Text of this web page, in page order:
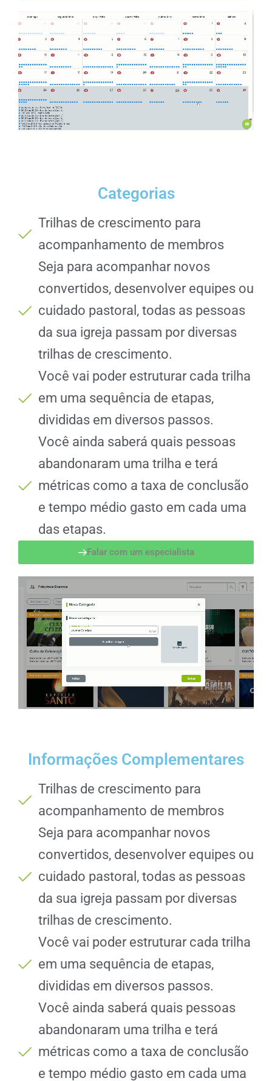
Categorias
Trilhas de crescimento para
acompanhamento de membros
Seja para acompanhar novos
convertidos, desenvolver equipes ou
cuidado pastoral, todas as pessoas
da sua igreja passam por diversas
trilhas de crescimento.
Você vai poder estruturar cada trilha
em uma sequência de etapas,
divididas em diversos passos.
Você ainda saberá quais pessoas
abandonaram uma trilha e terá
métricas como a taxa de conclusão
e tempo médio gasto em cada uma
das etapas.
Falar com um especialista
Informações Complementares
Trilhas de crescimento para
acompanhamento de membros
Seja para acompanhar novos
convertidos, desenvolver equipes ou
cuidado pastoral, todas as pessoas
da sua igreja passam por diversas
trilhas de crescimento.
Você vai poder estruturar cada trilha
em uma sequência de etapas,
divididas em diversos passos.
Você ainda saberá quais pessoas
abandonaram uma trilha e terá
métricas como a taxa de conclusão
e tempo médio gasto em cada uma